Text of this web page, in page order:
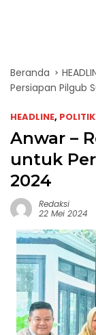
Beranda
Persiapan Pilgub
HEADLINE, POLITIK
Anwar –
untuk
2024
Redaksi
22 Mei 2024